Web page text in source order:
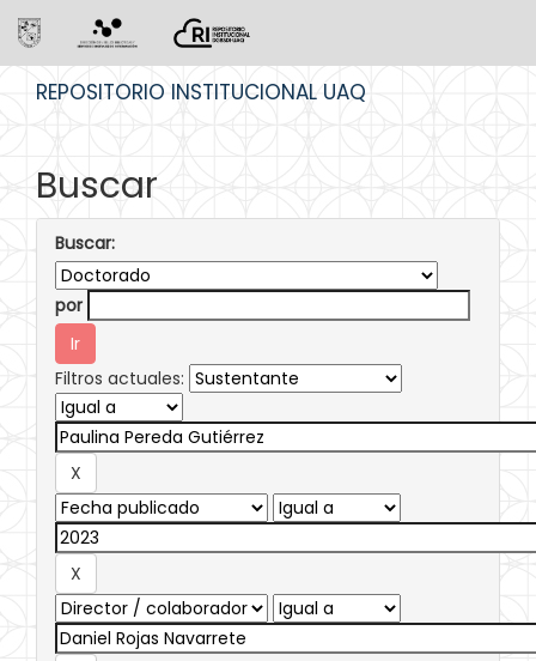
REPOSITORIO INSTITUCIONAL UAQ
Buscar
Buscar:
por
Filtros actuales: